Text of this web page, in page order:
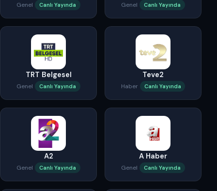
Genel Canlı Yayında Genel Canlı Yayında
TRT Belgesel
Genel Canlı Yayında
Teve2
Haber Canlı Yayında
A2
Genel Canlı Yayında
A Haber
Genel Canlı Yayında